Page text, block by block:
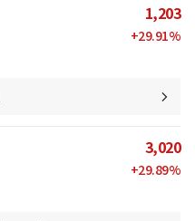
1,203
+29.91%
3,020
+29.89%